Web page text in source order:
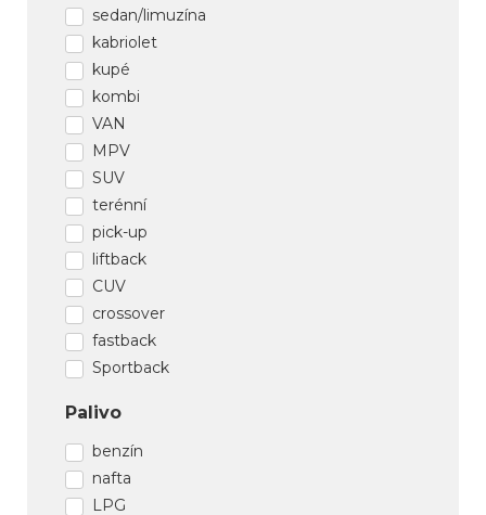
sedan/limuzína
kabriolet
kupé
kombi
VAN
MPV
SUV
terénní
pick-up
liftback
CUV
crossover
fastback
Sportback
Palivo
benzín
nafta
LPG